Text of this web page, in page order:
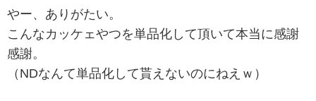
やー、ありがたい。
こんなカッケェやつを単品化して頂いて本当に感謝
感謝。
（NDなんて単品化して貰えないのにねえｗ）